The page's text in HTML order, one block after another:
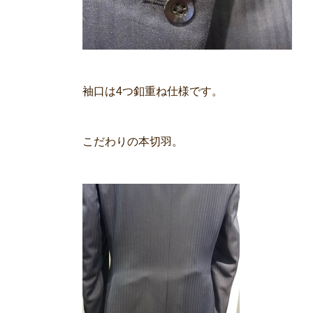
袖口は4つ釦重ね仕様です。
こだわりの本切羽。